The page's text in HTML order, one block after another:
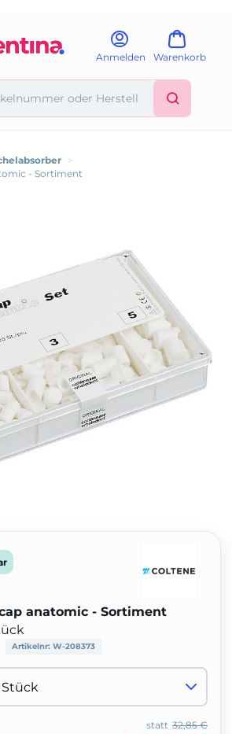
Anmelden Warenkorb
>
- Sortiment
anatomic - Sortiment
Artikelnr: W-208373
32,85 €
statt